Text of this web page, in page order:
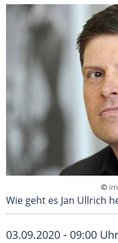
©
Wie geht es Jan Ullrich
03.09.2020 - 09:00 Uhr